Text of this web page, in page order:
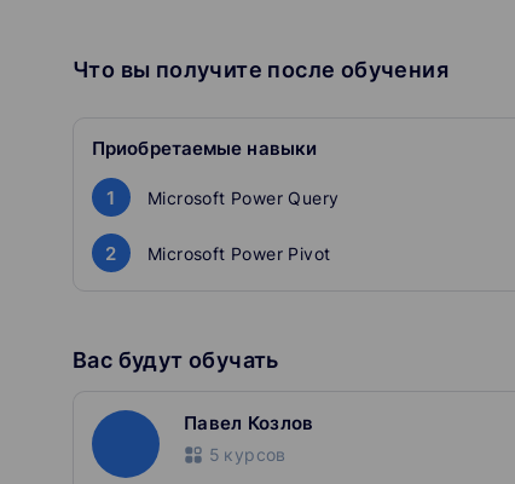
Создавать вычисляемые таблицы, столбцы и
Автоматизировать отчётность
вопросы бизнеса
Что вы получите после обучения
Приобретаемые навыки
1 Microsoft Power Query
2 Microsoft Power Pivot
Вас будут обучать
Павел Козлов
5 курсов